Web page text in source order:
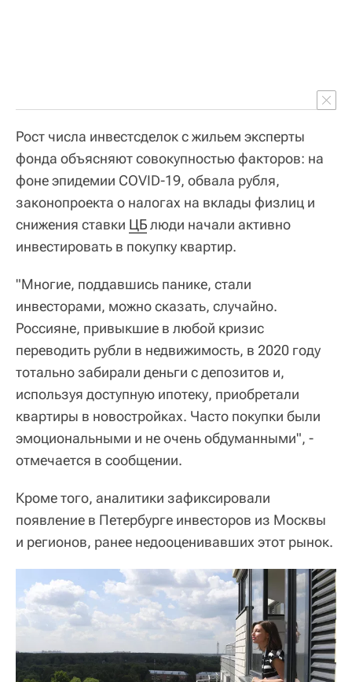
Рост числа инвестсделок с жильем эксперты
фонда объясняют совокупностью факторов: на
фоне эпидемии COVID-19, обвала рубля,
законопроекта о налогах на вклады физлиц и
снижения ставки ЦБлюди начали активно
инвестировать в покупку квартир.
"Многие, поддавшись панике, стали
инвесторами, можно сказать, случайно.
Россияне, привыкшие в любой кризис
переводить рубли в недвижимость, в 2020 году
тотально забирали деньги с депозитов и,
используя доступную ипотеку, приобретали
квартиры в новостройках. Часто покупки были
эмоциональными и не очень обдуманными", -
отмечается в сообщении.
Кроме того, аналитики зафиксировали
появление в Петербурге инвесторов из Москвы
и регионов, ранее недооценивавших этот рынок.